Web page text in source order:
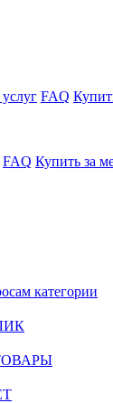
FAQ
FAQ Купить за
категории